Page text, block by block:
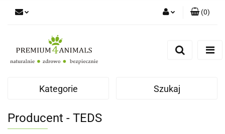
(0)
Kategorie Szukaj
Producent - TEDS